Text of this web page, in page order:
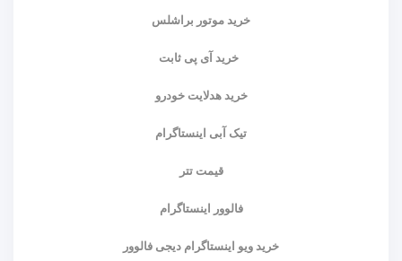
خرید موتور براشلس
خرید آی پی ثابت
خرید هدلایت خودرو
تیک آبی اینستاگرام
قیمت تتر
فالوور اینستاگرام
خرید ویو اینستاگرام دیجی فالوور